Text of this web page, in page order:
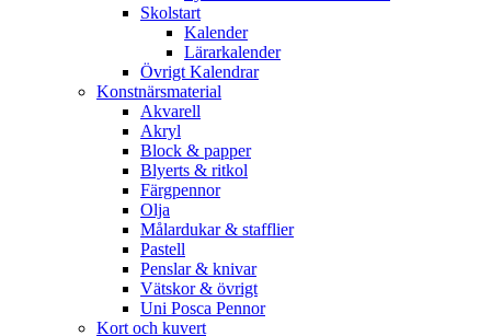
Skolstart
Kalender
Lärarkalender
Övrigt Kalendrar
Konstnärsmaterial
Akvarell
Akryl
Block & papper
Blyerts & ritkol
Färgpennor
Olja
Målardukar & stafflier
Pastell
Penslar & knivar
Vätskor & övrigt
Uni Posca Pennor
Kort och kuvert